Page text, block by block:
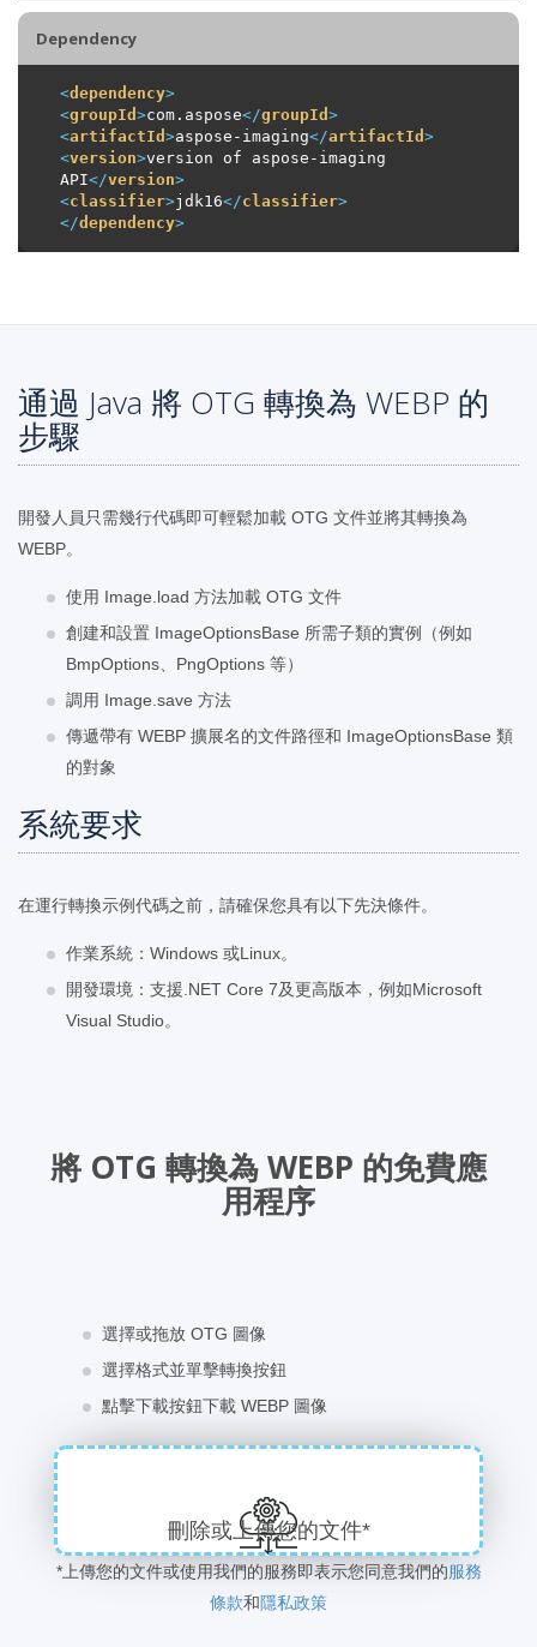
Dependency
<dependency>
<groupId >com.aspose</groupId >
<artifactId >aspose-imaging</artifactId >
<version>version of aspose-imaging
API</version>
<classifier>jdk16</classifier>
</dependency>
通過 Java 將 OTG 轉換為 WEBP 的
步驟
開發人員只需幾行代碼即可輕鬆加載 OTG 文件並將其轉換為
WEBP。
使用 Image.load 方法加載 OTG 文件
創建和設置 ImageOptionsBase 所需子類的實例（例如
BmpOptions、PngOptions 等）
調用 Image.save 方法
傳遞帶有 WEBP 擴展名的文件路徑和 ImageOptionsBase 類
的對象
系統要求
在運行轉換示例代碼之前，請確保您具有以下先決條件。
作業系統：Windows 或Linux。
開發環境：支援.NET Core 7及更高版本，例如Microsoft
Visual Studio。
將 OTG 轉換為 WEBP 的免費應
用程序
選擇或拖放 OTG 圖像
選擇格式並單擊轉換按鈕
點擊下載按鈕下載 WEBP 圖像
刪除或上傳您的文件*
*上傳您的文件或使用我們的服務即表示您同意我們的服務
條款和隱私政策